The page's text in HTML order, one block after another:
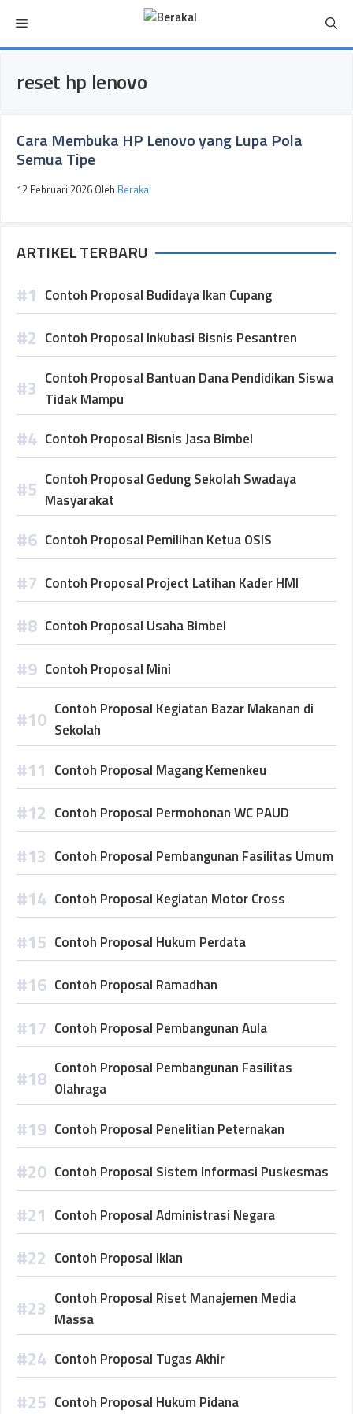
isi
Menu
reset hp lenovo
Cara Membuka HP Lenovo yang Lupa Pola
Semua Tipe
12 Februari 2026 Oleh Berakal
ARTIKEL TERBARU
Contoh Proposal Budidaya Ikan Cupang
Contoh Proposal Inkubasi Bisnis Pesantren
Contoh Proposal Bantuan Dana Pendidikan Siswa
Tidak Mampu
Contoh Proposal Bisnis Jasa Bimbel
Contoh Proposal Gedung Sekolah Swadaya
Masyarakat
Contoh Proposal Pemilihan Ketua OSIS
Contoh Proposal Project Latihan Kader HMI
Contoh Proposal Usaha Bimbel
Contoh Proposal Mini
Contoh Proposal Kegiatan Bazar Makanan di
Sekolah
Contoh Proposal Magang Kemenkeu
Contoh Proposal Permohonan WC PAUD
Contoh Proposal Pembangunan Fasilitas Umum
Contoh Proposal Kegiatan Motor Cross
Contoh Proposal Hukum Perdata
Contoh Proposal Ramadhan
Contoh Proposal Pembangunan Aula
Contoh Proposal Pembangunan Fasilitas
Olahraga
Contoh Proposal Penelitian Peternakan
Contoh Proposal Sistem Informasi Puskesmas
Contoh Proposal Administrasi Negara
Contoh Proposal Iklan
Contoh Proposal Riset Manajemen Media
Massa
Contoh Proposal Tugas Akhir
Contoh Proposal Hukum Pidana